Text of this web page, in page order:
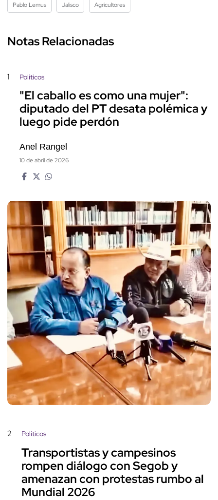
Pablo Lemus Jalisco Agricultores
Notas Relacionadas
1 Políticos
"El caballo es como una mujer":
diputado del PT desata polémica y
luego pide perdón
Anel Rangel
10 de abril de 2026
2 Políticos
Transportistas y campesinos
rompen diálogo con Segob y
amenazan con protestas rumbo al
Mundial 2026